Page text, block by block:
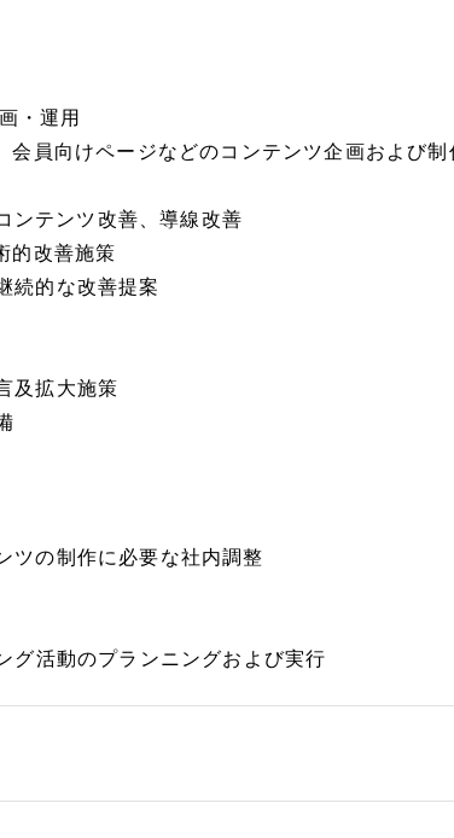
・運用
員向けページなどのコンテンツ企画および制
ンテンツ改善、導線改善
的改善施策
続的な改善提案
及拡大施策
ツの制作に必要な社内調整
グ活動のプランニングおよび実行